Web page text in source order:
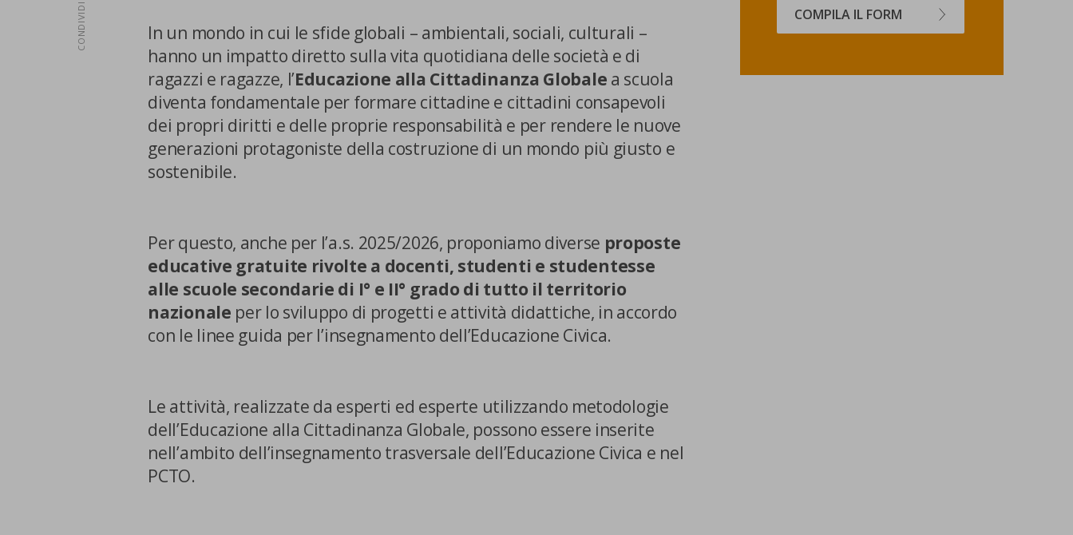
CONDIVIDI
In un mondo in cui le sfide globali – ambientali, sociali, culturali –
hanno un impatto diretto sulla vita quotidiana delle società e di
ragazzi e ragazze, l’Educazione alla Cittadinanza Globale a scuola
diventa fondamentale per formare cittadine e cittadini consapevoli
dei propri diritti e delle proprie responsabilità e per rendere le nuove
generazioni protagoniste della costruzione di un mondo più giusto e
sostenibile.
Per questo, anche per l’a.s. 2025/2026, proponiamo diverse proposte
educative gratuite rivolte a docenti, studenti e studentesse
alle scuole secondarie di I° e II° grado di tutto il territorio
nazionale per lo sviluppo di progetti e attività didattiche, in accordo
con le linee guida per l’insegnamento dell’Educazione Civica.
Le attività, realizzate da esperti ed esperte utilizzando metodologie
dell’Educazione alla Cittadinanza Globale, possono essere inserite
nell’ambito dell’insegnamento trasversale dell’Educazione Civica e nel
PCTO.
COMPILA IL FORM